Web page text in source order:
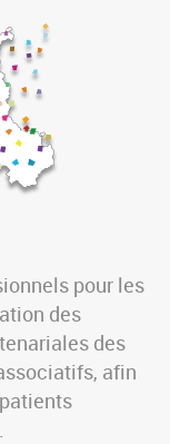
pour les
des
des
afin